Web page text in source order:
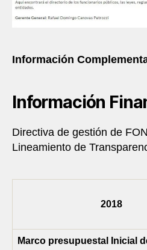
Información
Información
Directiva de gestión de
Lineamiento de
2018
Marco presupuestal Inicial